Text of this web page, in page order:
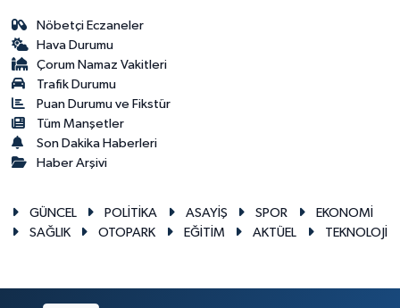
Nöbetçi Eczaneler
Hava Durumu
Çorum Namaz Vakitleri
Trafik Durumu
Puan Durumu ve Fikstür
Tüm Manşetler
Son Dakika Haberleri
Haber Arşivi
GÜNCEL POLİTİKA ASAYİŞ SPOR
EKONOMİ
SAĞLIK
OTOPARK EĞİTİM AKTÜEL TEKNOLOJİ